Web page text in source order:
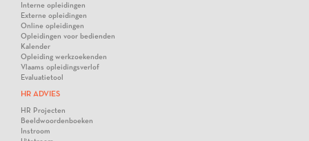
Interne opleidingen
Externe opleidingen
Online opleidingen
Opleidingen voor bedienden
Kalender
Opleiding werkzoekenden
Vlaams opleidingsverlof
Evaluatietool
HR ADVIES
HR Projecten
Beeldwoordenboeken
Instroom